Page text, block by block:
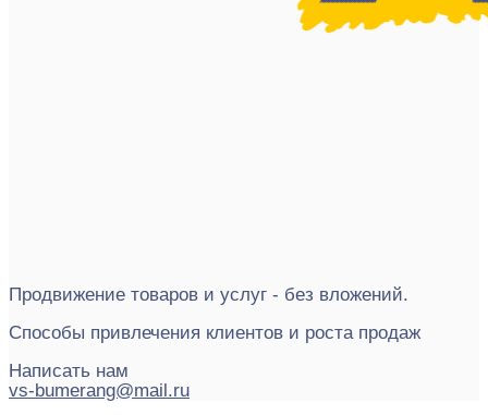
Продвижение товаров и услуг - без вложений.
Способы привлечения клиентов и роста продаж
Написать нам
vs-bumerang@mail.ru